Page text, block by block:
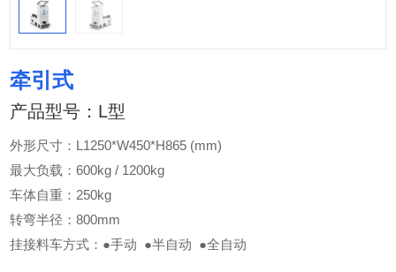
牵引式
产品型号：L型
外形尺寸：L1250*W450*H865 (mm)
最大负载：600kg / 1200kg
车体自重：250kg
转弯半径：800mm
挂接料车方式：●手动 ●半自动 ●全自动